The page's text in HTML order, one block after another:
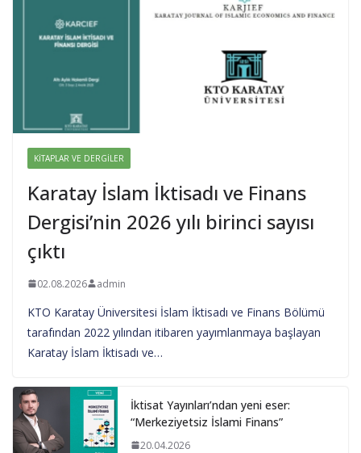
KITAPLAR VE DERGILER
Karatay İslam İktisadı ve Finans
Dergisi’nin 2026 yılı birinci sayısı
çıktı
02.08.2026 admin
KTO Karatay Üniversitesi İslam İktisadı ve Finans Bölümü
tarafından 2022 yılından itibaren yayımlanmaya başlayan
Karatay İslam İktisadı ve…
İktisat Yayınları’ndan yeni eser:
“Merkeziyetsiz İslami Finans”
20.04.2026